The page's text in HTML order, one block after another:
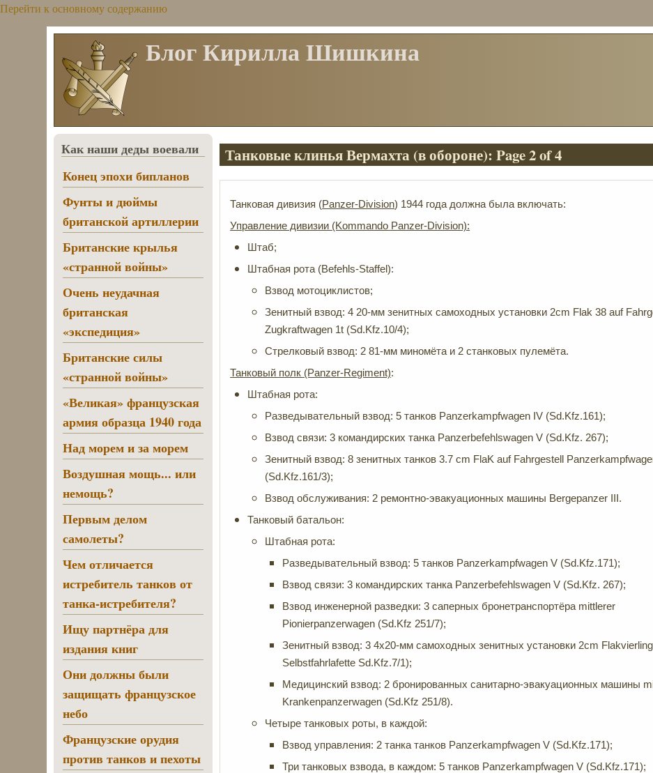
Перейти к основному содержанию
Блог Кирилла Шишкина
Танковые клинья Вермахта (в обороне): Page 2 of 4
Танковая дивизия (Panzer-Division) 1944 года должна была включать:
Управление дивизии (Kommando Panzer-Division):
Штаб;
Штабная рота (Befehls-Staffel):
Взвод мотоциклистов;
Зенитный взвод: 4 20-мм зенитных самоходных установки 2cm Flak 38 auf
Zugkraftwagen 1t (Sd.Kfz.10/4);
Стрелковый взвод: 2 81-мм миномёта и 2 станковых пулемёта.
Танковый полк (Panzer-Regiment):
Штабная рота:
Разведывательный взвод: 5 танков Panzerkampfwagen IV (Sd.Kfz.161);
Взвод связи: 3 командирских танка Panzerbefehlswagen V (Sd.Kfz. 267);
Зенитный взвод: 8 зенитных танков 3.7 cm FlaK auf Fahrgestell
(Sd.Kfz.161/3);
Взвод обслуживания: 2 ремонтно-эвакуационных машины Bergepanzer III.
Танковый батальон:
Штабная рота:
Разведывательный взвод: 5 танков Panzerkampfwagen V (Sd.Kfz.171);
Взвод связи: 3 командирских танка Panzerbefehlswagen V (Sd.Kfz. 267);
Взвод инженерной разведки: 3 саперных бронетранспортёра mittlerer
Pionierpanzerwagen (Sd.Kfz 251/7);
Зенитный взвод: 3 4х20-мм самоходных зенитных установки 2cm
Selbstfahrlafette Sd.Kfz.7/1);
Медицинский взвод: 2 бронированных санитарно-эвакуационных машины
Krankenpanzerwagen (Sd.Kfz 251/8).
Четыре танковых роты, в каждой:
Взвод управления: 2 танка танков Panzerkampfwagen V (Sd.Kfz.171);
Три танковых взвода, в каждом: 5 танков Panzerkampfwagen V (Sd.Kfz.171);
Как наши деды воевали
Конец эпохи бипланов
Фунты и дюймы
британской артиллерии
Британские крылья
«странной войны»
Очень неудачная
британская
«экспедиция»
Британские силы
«странной войны»
«Великая» французская
армия образца 1940 года
Над морем и за морем
Воздушная мощь... или
немощь?
Первым делом
самолеты?
Чем отличается
истребитель танков от
танка-истребителя?
Ищу партнёра для
издания книг
Они должны были
защищать французское
небо
Французские орудия
против танков и пехоты